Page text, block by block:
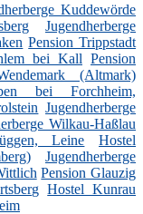
Kuddewörde
Jugendherberge
Pension Trippstadt
bei Kall Pension
(Altmark)
bei Forchheim,
Jugendherberge
Wilkau-Haßlau
Leine
Hostel
Jugendherberge
Pension Glauzig
Hostel Kunrau